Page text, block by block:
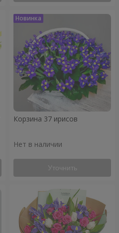
Корзина 37 ирисов
Нет в наличии
Уточнить